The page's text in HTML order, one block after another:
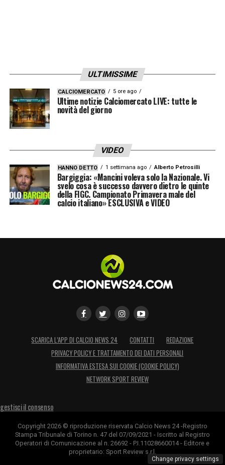
ULTIMISSIME
CALCIOMERCATO 5 ore ago
Ultime notizie Calciomercato LIVE: tutte le
novità del giorno
VIDEO
HANNO DETTO 1 settimana ago Alberto Petrosilli
Bargiggia: «Mancini voleva solo la Nazionale. Vi
svelo cosa è successo davvero dietro le quinte
della FIGC. Campionato Primavera male del
calcio italiano» ESCLUSIVA e VIDEO
SCARICA L’APP DI CALCIO NEWS 24 CONTATTI
REDAZIONE
PRIVACY POLICY E TRATTAMENTO DEI DATI PERSONALI
INFORMATIVA ESTESA SUI COOKIE (COOKIE POLICY)
NETWORK SPORT REVIEW
gestisci il consenso
Copyright 2026 © riproduzione riservata Calcio News 24 -Registro
Stampa Tribunale di Torino n. 47 del 07/09/2021 - Iscritto al Registro
Operatori di Comunicazione al n. 26692 - P.I.11028660014 - Editore e
proprietario: Sport Review s.r.l.
Change privacy settings